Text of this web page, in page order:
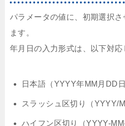
パラメータの値に、初期選択
ます。
年月日の入力形式は、以下対応
日本語（YYYY年MM月DD
スラッシュ区切り（YYYY/
ハイフン区切り（YYYY-